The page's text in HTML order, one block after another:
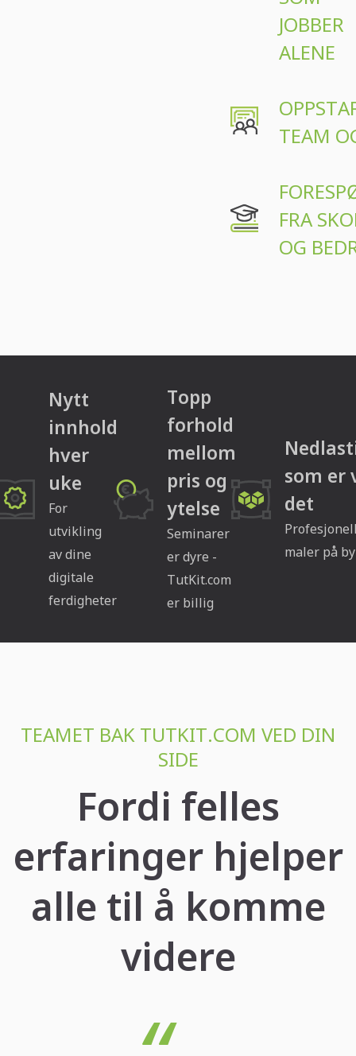
JOBBER
ALENE
TEAM
FRA
OG
Nytt
innhold
hver
uke
For
utvikling
av dine
digitale
ferdigheter
Topp
forhold
mellom
pris og
ytelse
Seminarer
er dyre -
TutKit.com
er billig
som er
det
maler på
TEAMET BAK TUTKIT.COM VED DIN
SIDE
Fordi felles
erfaringer hjelper
alle til å komme
videre